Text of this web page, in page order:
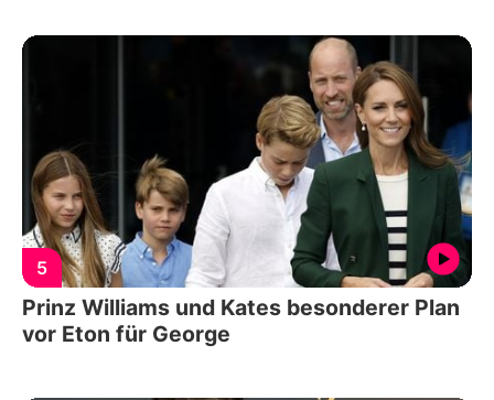
5
Prinz Williams und Kates besonderer Plan
vor Eton für George